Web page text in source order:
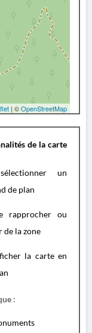
| ©OpenStreetMap
de la carte
un
de plan
rapprocher ou
de la zone
la carte en
: